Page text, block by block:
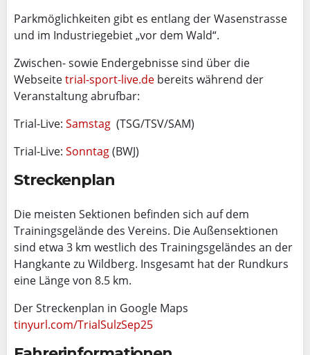
Parkmöglichkeiten gibt es entlang der Wasenstrasse
und im Industriegebiet „vor dem Wald“.
Zwischen- sowie Endergebnisse sind über die
Webseitetrial-sport-live.de bereits während der
Veranstaltung abrufbar:
Trial-Live: Samstag (TSG/TSV/SAM)
Trial-Live: Sonntag(BWJ)
Streckenplan
Die meisten Sektionen befinden sich auf dem
Trainingsgelände des Vereins. Die Außensektionen
sind etwa 3 km westlich des Trainingsgeländes an der
Hangkante zu Wildberg. Insgesamt hat der Rundkurs
eine Länge von 8.5 km.
Der Streckenplan in Google Maps
tinyurl.com/TrialSulzSep25